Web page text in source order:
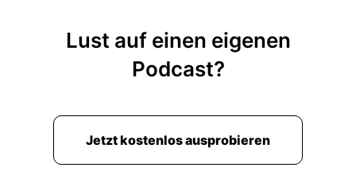
Lust auf einen eigenen
Podcast?
Jetzt kostenlos ausprobieren